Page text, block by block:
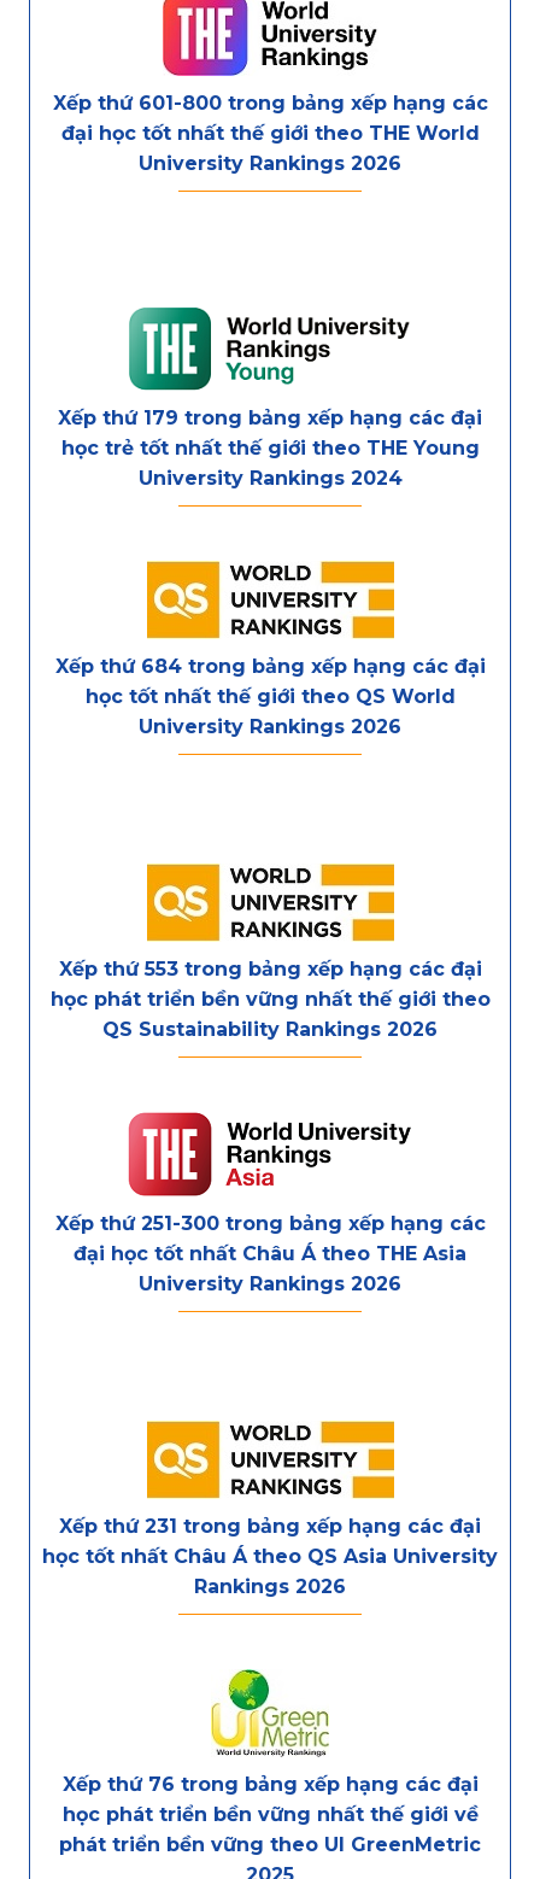
Xếp thứ 601-800 trong bảng xếp hạng các
đại học tốt nhất thế giới theo THE World
University Rankings 2026
Xếp thứ 179 trong bảng xếp hạng các đại
học trẻ tốt nhất thế giới theo THE Young
University Rankings 2024
Xếp thứ 684 trong bảng xếp hạng các đại
học tốt nhất thế giới theo QS World
University Rankings 2026
Xếp thứ 553 trong bảng xếp hạng các đại
học phát triển bền vững nhất thế giới theo
QS Sustainability Rankings 2026
Xếp thứ 251-300 trong bảng xếp hạng các
đại học tốt nhất Châu Á theo THE Asia
University Rankings 2026
Xếp thứ 231 trong bảng xếp hạng các đại
học tốt nhất Châu Á theo QS Asia University
Rankings 2026
Xếp thứ 76 trong bảng xếp hạng các đại
học phát triển bền vững nhất thế giới về
phát triển bền vững theo UI GreenMetric